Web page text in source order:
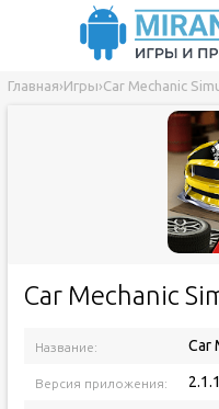
Главная›Игры›Car Mechanic
Car Mechanic
Название: Car
Версия приложения: